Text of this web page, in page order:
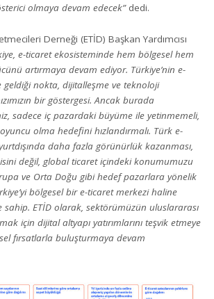
olmaya devam edecek”dedi.
Derneği (ETİD) Başkan Yardımcısı
e-ticaret ekosisteminde hem bölgesel hem
artırmaya devam ediyor. Türkiye’nin e-
geldiği nokta, dijitalleşme ve teknoloji
bir göstergesi. Ancak burada
sadece iç pazardaki büyüme ile yetinmemeli,
olma hedefini hızlandırmalı. Türk e-
daha fazla görünürlük kazanması,
değil, global ticaret içindeki konumumuzu
ve Orta Doğu gibi hedef pazarlara yönelik
bölgesel bir e-ticaret merkezi haline
sahip. ETİD olarak, sektörümüzün uluslararası
için dijital altyapı yatırımlarını teşvik etmeye
fırsatlarla buluşturmaya devam